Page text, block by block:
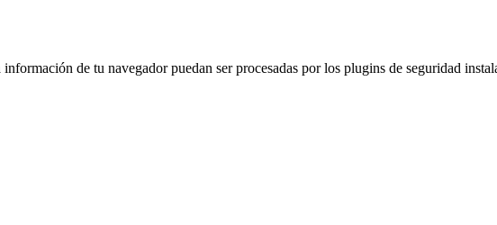
de tu navegador puedan ser procesadas por los plugins de seguridad